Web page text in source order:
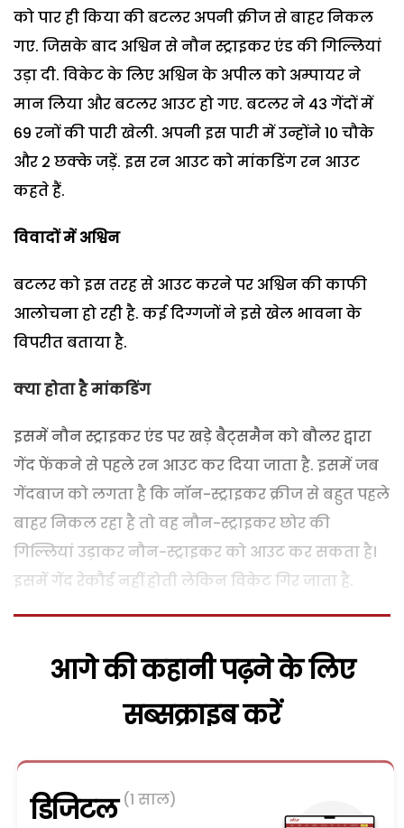
को पार ही किया की बटलर अपनी क्रीज से बाहर निकल
गए. जिसके बाद अश्विन से नौन स्ट्राइकर एंड की गिल्लियां
उड़ा दी. विकेट के लिए अश्विन के अपील को अम्पायर ने
मान लिया और बटलर आउट हो गए. बटलर ने 43 गेंदों में
69 रनों की पारी खेली. अपनी इस पारी में उन्होंने 10 चौके
और 2 छक्के जड़ें. इस रन आउट को मांकडिंग रन आउट
कहते हैं.
विवादों में अश्विन
बटलर को इस तरह से आउट करने पर अश्विन की काफी
आलोचना हो रही है. कई दिग्गजों ने इसे खेल भावना के
विपरीत बताया है.
क्या होता है मांकडिंग
इसमें नौन स्ट्राइकर एंड पर खड़े बैट्समैन को बौलर द्वारा
गेंद फेंकने से पहले रन आउट कर दिया जाता है. इसमें जब
गेंदबाज को लगता है कि नॉन-स्ट्राइकर क्रीज से बहुत पहले
बाहर निकल रहा है तो वह नौन-स्ट्राइकर छोर की
गिल्लियां उड़ाकर नौन-स्ट्राइकर को आउट कर सकता है।
इसमें गेंद रेकौर्ड नहीं होती लेकिन विकेट गिर जाता है.
आगे की कहानी पढ़ने के लिए
सब्सक्राइब करें
डिजिटल (1 साल)